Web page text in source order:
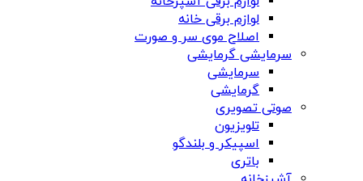
لوازم برقی خانه
اصلاح موی سر و صورت
سرمایشی گرمایشی
سرمایشی
گرمایشی
صوتی تصویری
تلویزیون
اسپیکر و بلندگو
باتری